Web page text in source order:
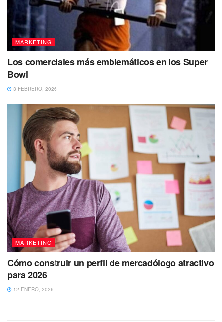
MARKETING
Los comerciales más emblemáticos en los Super
Bowl
3 FEBRERO, 2026
MARKETING
Cómo construir un perfil de mercadólogo atractivo
para 2026
12 ENERO, 2026